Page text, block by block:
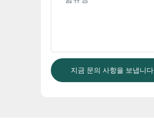
지금 문의 사항을 보냅니다